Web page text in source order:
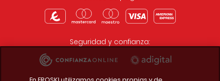
Seguridad y confianza: